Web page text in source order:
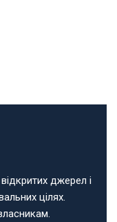
джерел і
цілях.